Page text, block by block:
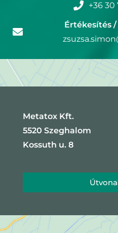
+36 30
Értékesítés
Metatox Kft.
5520 Szeghalom
Kossuth u. 8